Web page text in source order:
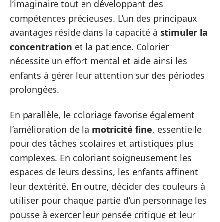
l’imaginaire tout en développant des
compétences précieuses. L’un des principaux
avantages réside dans la capacité à stimuler la
concentration et la patience. Colorier
nécessite un effort mental et aide ainsi les
enfants à gérer leur attention sur des périodes
prolongées.
En parallèle, le coloriage favorise également
l’amélioration de la motricité fine, essentielle
pour des tâches scolaires et artistiques plus
complexes. En coloriant soigneusement les
espaces de leurs dessins, les enfants affinent
leur dextérité. En outre, décider des couleurs à
utiliser pour chaque partie d’un personnage les
pousse à exercer leur pensée critique et leur